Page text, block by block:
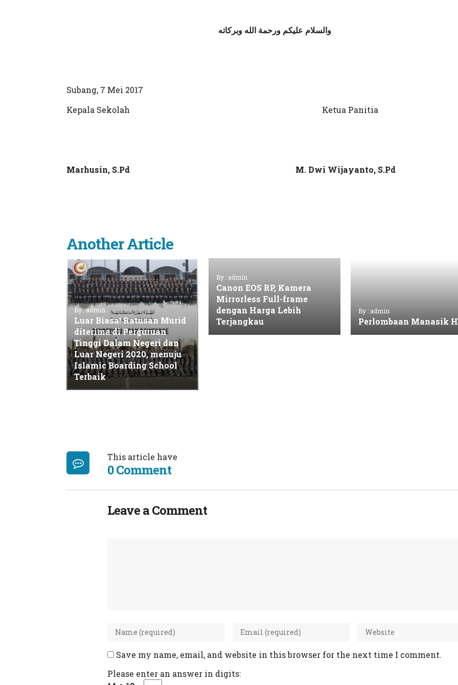
والسلام عليكم ورحمة الله وبركاته
Subang, 7 Mei 2017
Kepala Sekolah Ketua Panitia
Marhusin, S.Pd M. Dwi Wijayanto, S.Pd
Another Article
By : admin
Luar Biasa! Ratusan Murid
diterima di Perguruan
Tinggi Dalam Negeri dan
Luar Negeri 2020, menuju
Islamic Boarding School
Terbaik
By : admin
Canon EOS RP, Kamera
Mirrorless Full-frame
dengan Harga Lebih
Terjangkau
By : admin
Perlombaan Manasik
This article have
0 Comment
Leave a Comment
Save my name, email, and website in this browser for the next time I comment.
Please enter an answer in digits: